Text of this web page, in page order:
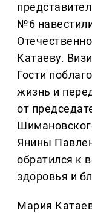
№6
Катаеву.
Гости
жизнь и
от
Янины
обратился к
здоровья и
Мария